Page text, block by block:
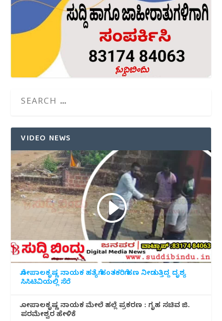
VIDEO NEWS
ಗೋಪಾಲಕೃಷ್ಣ ನಾಯಕ ಹತ್ಯೆಗೆ ಹಂತಕರಿಗೆ ಹಣ ನೀಡುತ್ತಿದ್ದ ದೃಶ್ಯ
ಸಿಸಿಟಿವಿಯಲ್ಲಿ ಸೆರೆ
ಗೋಪಾಲಕೃಷ್ಣ ನಾಯಕ ಮೇಲೆ ಹಲ್ಲೆ ಪ್ರಕರಣ : ಗೃಹ ಸಚಿವ ಜಿ.
ಪರಮೇಶ್ವರ ಹೇಳಿಕೆ